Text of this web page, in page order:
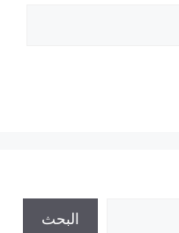
البحث